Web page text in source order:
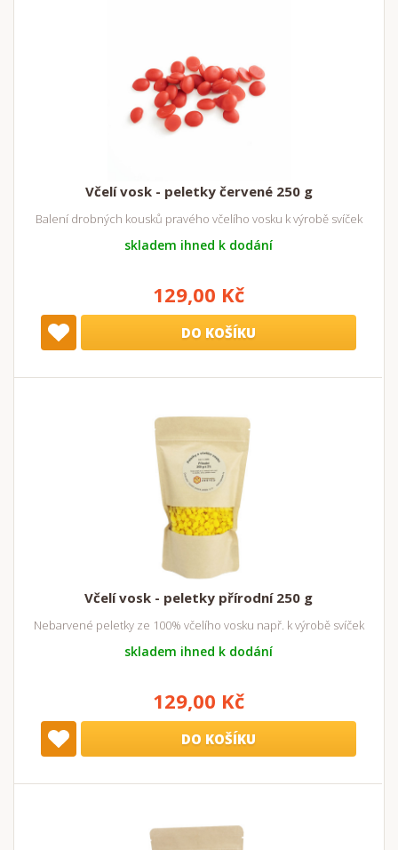
Včelí vosk - peletky červené 250 g
Balení drobných kousků pravého včelího vosku k výrobě svíček
skladem ihned k dodání
129,00 Kč
DO KOŠÍKU
Včelí vosk - peletky přírodní 250 g
Nebarvené peletky ze 100% včelího vosku např. k výrobě svíček
skladem ihned k dodání
129,00 Kč
DO KOŠÍKU